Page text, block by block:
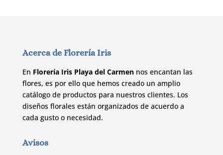
Acerca de Florería Iris
En Florería Iris Playa del Carmen nos encantan las
flores, es por ello que hemos creado un amplio
catálogo de productos para nuestros clientes. Los
diseños florales están organizados de acuerdo a
cada gusto o necesidad.
Avisos